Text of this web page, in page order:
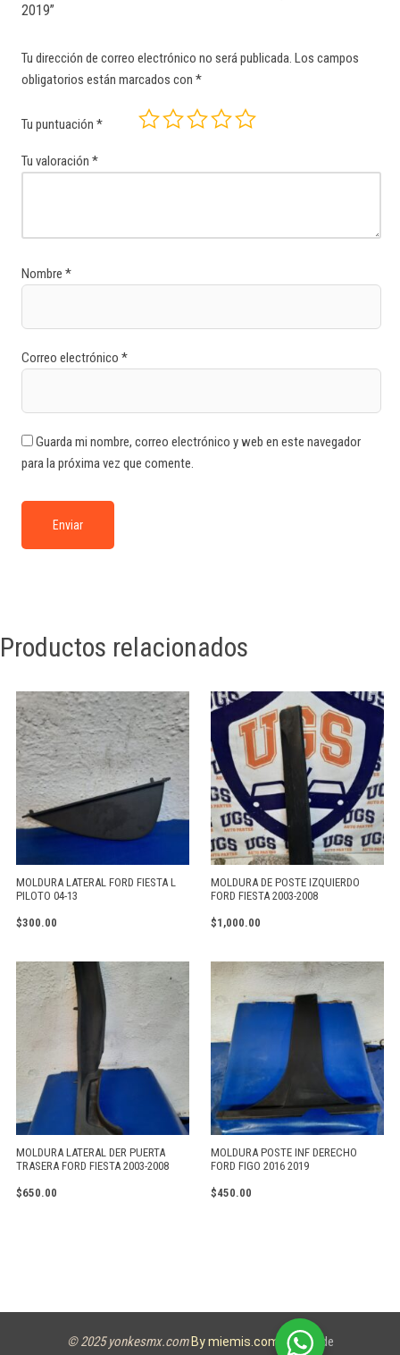
2019”
Tu dirección de correo electrónico no será publicada. Los campos
obligatorios están marcados con *
Tu puntuación *
Tu valoración *
Nombre *
Correo electrónico *
Guarda mi nombre, correo electrónico y web en este navegador
para la próxima vez que comente.
Productos relacionados
MOLDURA LATERAL FORD FIESTA L
PILOTO 04-13
$300.00
MOLDURA DE POSTE IZQUIERDO
FORD FIESTA 2003-2008
$1,000.00
MOLDURA LATERAL DER PUERTA
TRASERA FORD FIESTA 2003-2008
$650.00
MOLDURA POSTE INF DERECHO
FORD FIGO 2016 2019
$450.00
© 2025 yonkesmx.com By miemis.com
Aviso de